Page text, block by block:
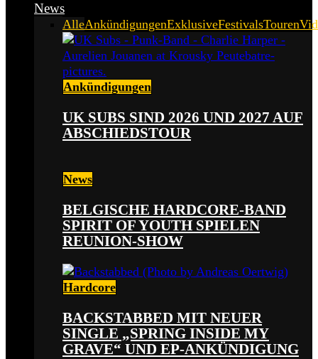
News
AlleAnkündigungenExklusiveFestivalsTouren
Ankündigungen
UK SUBS SIND 2026 UND 2027 AUF
ABSCHIEDSTOUR
News
BELGISCHE HARDCORE-BAND
SPIRIT OF YOUTH SPIELEN
REUNION-SHOW
Hardcore
BACKSTABBED MIT NEUER
SINGLE „SPRING INSIDE MY
GRAVE“ UND EP-ANKÜNDIGUNG